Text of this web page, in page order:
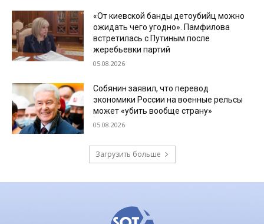
«От киевской банды детоубийц можно
ожидать чего угодно». Памфилова
встретилась с Путиным после
жеребьевки партий
05.08.2026
Собянин заявил, что перевод
экономики России на военные рельсы
может «убить вообще страну»
05.08.2026
Загрузить больше